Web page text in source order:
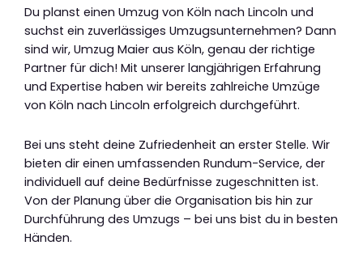
Du planst einen Umzug von Köln nach Lincoln und
suchst ein zuverlässiges Umzugsunternehmen? Dann
sind wir, Umzug Maier aus Köln, genau der richtige
Partner für dich! Mit unserer langjährigen Erfahrung
und Expertise haben wir bereits zahlreiche Umzüge
von Köln nach Lincoln erfolgreich durchgeführt.
Bei uns steht deine Zufriedenheit an erster Stelle. Wir
bieten dir einen umfassenden Rundum-Service, der
individuell auf deine Bedürfnisse zugeschnitten ist.
Von der Planung über die Organisation bis hin zur
Durchführung des Umzugs – bei uns bist du in besten
Händen.